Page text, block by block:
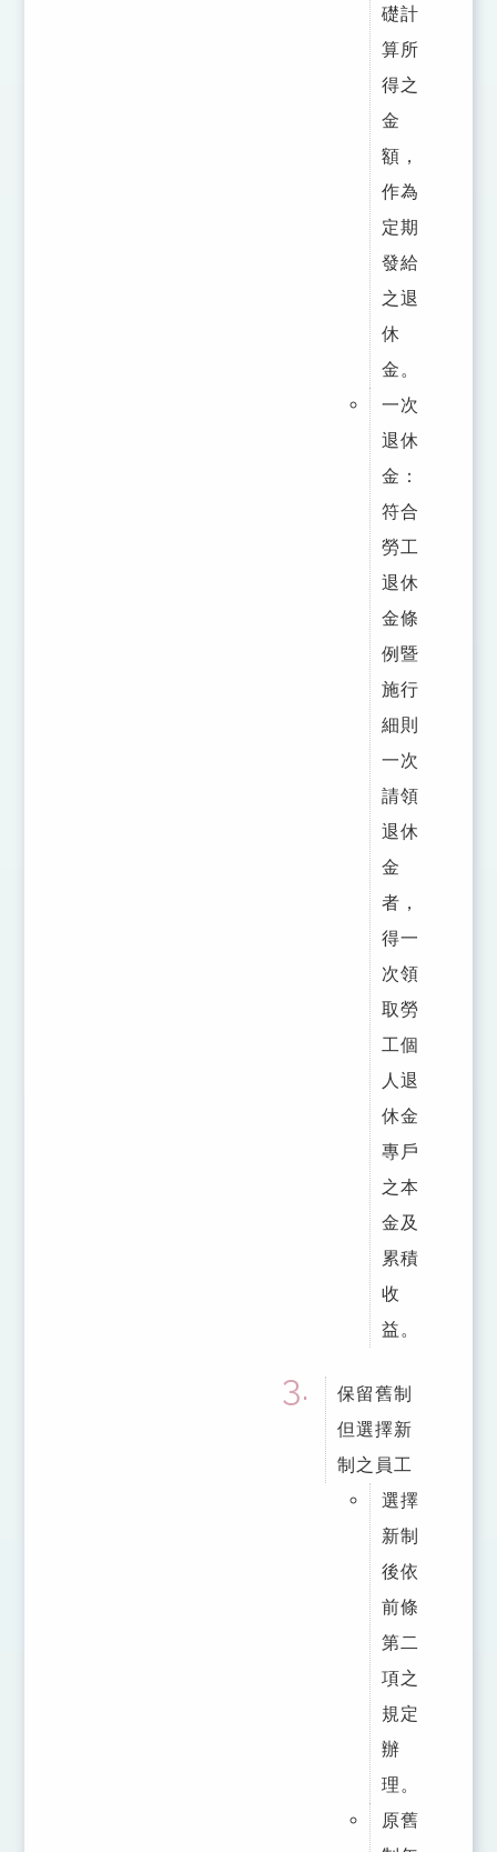
礎計
算所
得之
金
額，
作為
定期
發給
之退
休
金。
一次
退休
金：
符合
勞工
退休
金條
例暨
施行
細則
一次
請領
退休
金
者，
得一
次領
取勞
工個
人退
休金
專戶
之本
金及
累積
收
益。
保留舊制
但選擇新
制之員工
選擇
新制
後依
前條
第二
項之
規定
辦
理。
原舊